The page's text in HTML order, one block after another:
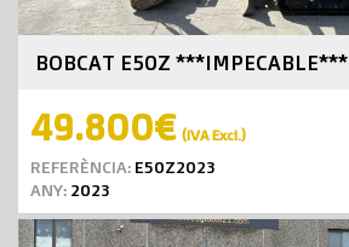
BOBCAT E50Z ***IMPECABLE***
49.800€ (IVA Excl.)
REFERÈNCIA: E50Z2023
ANY: 2023